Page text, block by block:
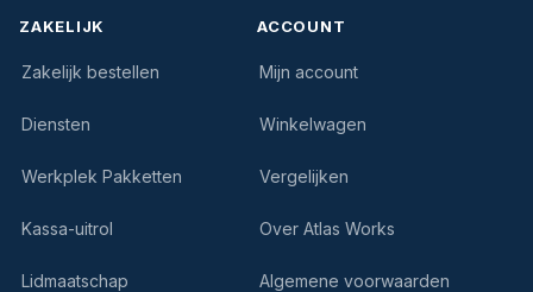
ZAKELIJK
Zakelijk bestellen
Diensten
Werkplek Pakketten
Kassa-uitrol
Lidmaatschap
ACCOUNT
Mijn account
Winkelwagen
Vergelijken
Over Atlas Works
Algemene voorwaarden